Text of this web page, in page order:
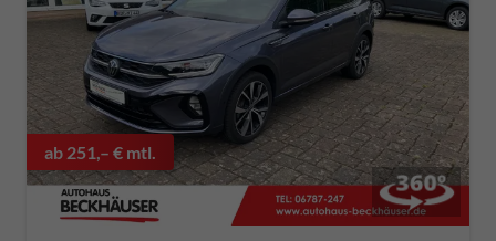
ab 251,– € mtl.